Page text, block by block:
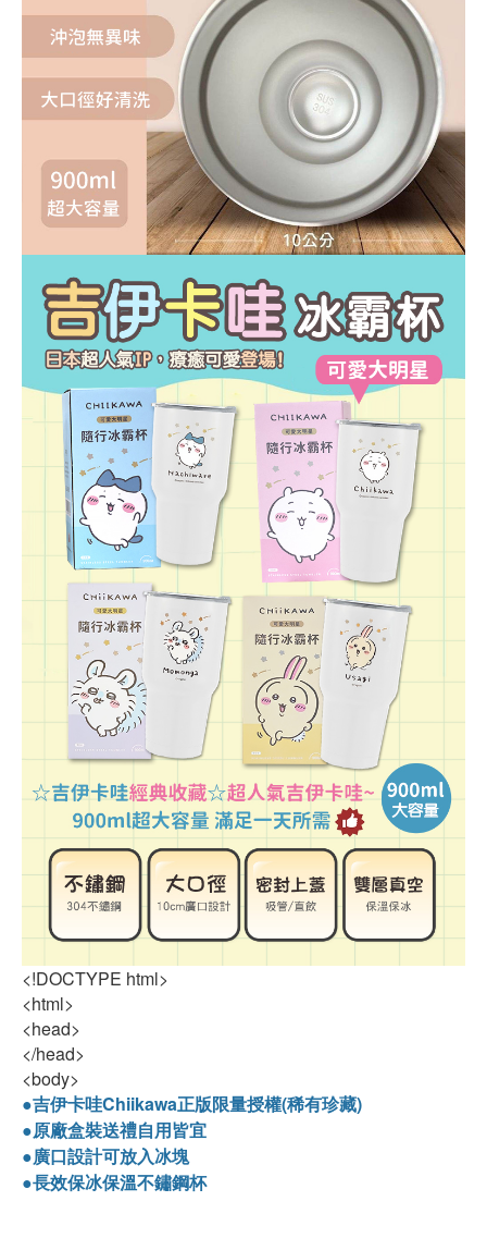
<!DOCTYPE html>
<html>
<head>
</head>
<body>
●吉伊卡哇Chiikawa正版限量授權(稀有珍藏)
●原廠盒裝送禮自用皆宜
●廣口設計可放入冰塊
●長效保冰保溫不鏽鋼杯